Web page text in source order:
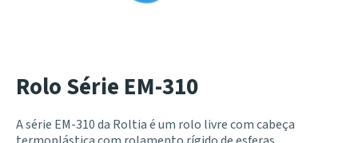
Rolo Série EM-310
A série EM-310 da Roltia é um rolo livre com cabeça